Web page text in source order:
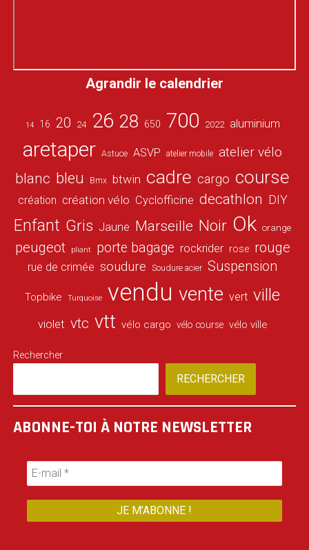
Agrandir le calendrier
14 16 20 24 26 28 650 700 2022 aluminium
aretaper Astuce ASVP atelier mobile atelier vélo
blanc bleu Bmx btwin cadre cargo course
création création vélo Cyclofficine decathlon DIY
Enfant Gris Jaune Marseille Noir Ok orange
peugeot pliant porte bagage rockrider rose rouge
rue de crimée soudure Soudure acier Suspension
Topbike Turquoise vendu vente vert ville
violet vtc vtt vélo cargo vélo course vélo ville
Rechercher
RECHERCHER
ABONNE-TOI À NOTRE NEWSLETTER